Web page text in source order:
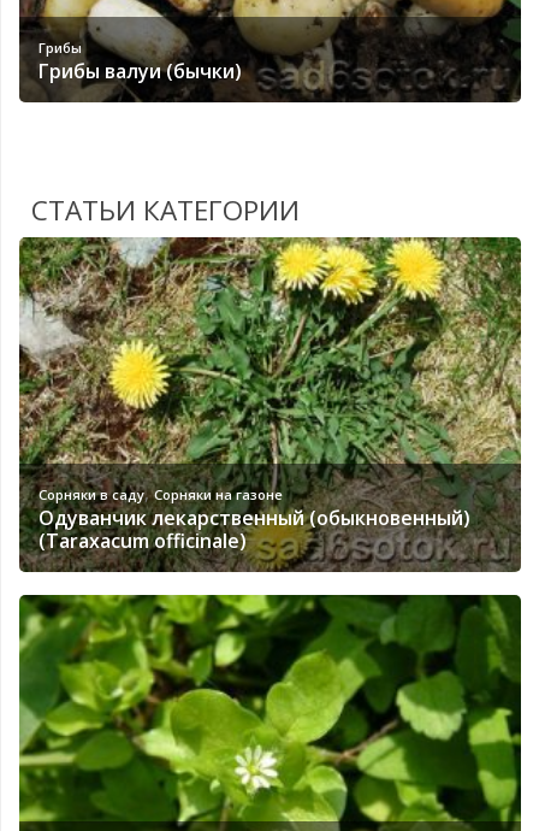
Грибы
Грибы валуи (бычки)
СТАТЬИ КАТЕГОРИИ
Сорняки в саду,Сорняки на газоне
Одуванчик лекарственный (обыкновенный)
(Taraxacum officinale)